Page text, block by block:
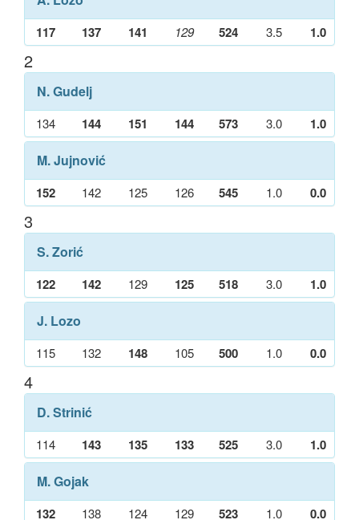
117 137 141 129 524 3.5 1.0
2
N. Gudelj
134 144 151 144 573 3.0 1.0
M. Jujnović
152 142 125 126 545 1.0 0.0
3
S. Zorić
122 142 129 125 518 3.0 1.0
J. Lozo
115 132 148 105 500 1.0 0.0
4
D. Strinić
114 143 135 133 525 3.0 1.0
M. Gojak
132 138 124 129 523 1.0 0.0